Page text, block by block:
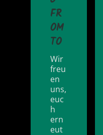
FR
OM
TO
Wir
freu
en
uns,
euc
h
ern
eut